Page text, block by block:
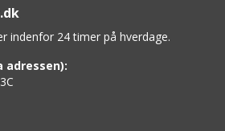
fiskeskind for et unikt look.
indenfor 24 timer på hverdage.